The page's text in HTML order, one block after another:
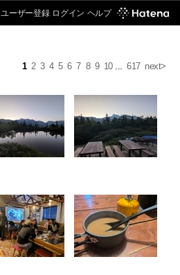
ユーザー登録 ログイン ヘルプ
1 2 3 4 5 6 7 8 9 10... 617 next>